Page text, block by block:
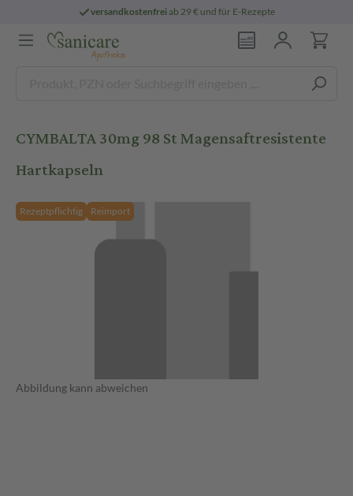
versandkostenfreiab 29 € und für E-Rezepte
CYMBALTA 30mg 98 St Magensaftresistente
Hartkapseln
Rezeptpflichtig Reimport
Abbildung kann abweichen